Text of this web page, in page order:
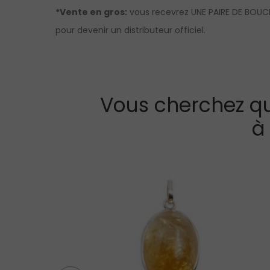
*Vente en gros: vous recevrez UNE PAIRE DE
pour devenir un distributeur officiel.
Vous cherchez